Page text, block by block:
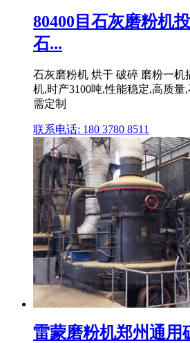
80400目石灰磨粉机
石...
石灰磨粉机 烘干 破碎 磨粉一
机,时产3100吨,性能稳定,高质
需定制
联系电话: 180 3780 8511
雷蒙磨粉机郑州通用